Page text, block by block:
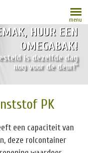
menu
HUUR EEN
OMEGABAK!
is dezelfde dag
nog voor de deur!”
PK
een capaciteit van
deze rolcontainer